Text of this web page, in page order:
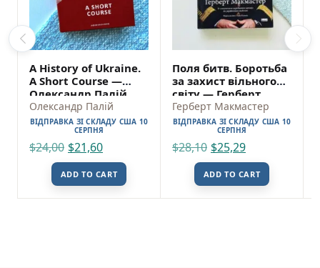
A History of Ukraine.
A Short Course —
Олександр Палій
Олександр Палій
ВІДПРАВКА ЗІ СКЛАДУ США 10
СЕРПНЯ
$24,00 $21,60
ADD TO CART
Поля битв. Боротьба
за захист вільного
світу — Герберт
Макмастер
Герберт Макмастер
ВІДПРАВКА ЗІ СКЛАДУ США 10
СЕРПНЯ
$28,10 $25,29
ADD TO CART